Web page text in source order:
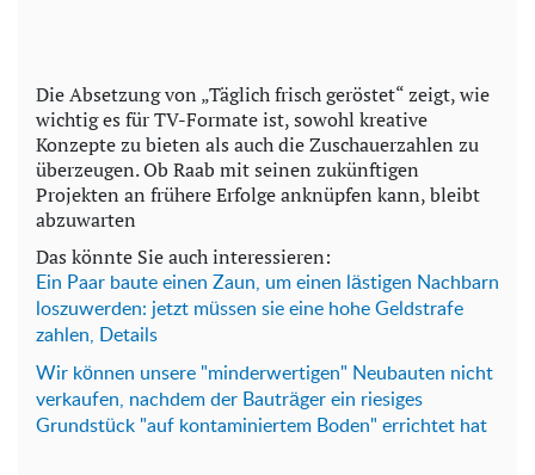
Die Absetzung von „Täglich frisch geröstet“ zeigt, wie
wichtig es für TV-Formate ist, sowohl kreative
Konzepte zu bieten als auch die Zuschauerzahlen zu
überzeugen. Ob Raab mit seinen zukünftigen
Projekten an frühere Erfolge anknüpfen kann, bleibt
abzuwarten
Das könnte Sie auch interessieren:
Ein Paar baute einen Zaun, um einen lästigen Nachbarn
loszuwerden: jetzt müssen sie eine hohe Geldstrafe
zahlen, Details
Wir können unsere "minderwertigen" Neubauten nicht
verkaufen, nachdem der Bauträger ein riesiges
Grundstück "auf kontaminiertem Boden" errichtet hat